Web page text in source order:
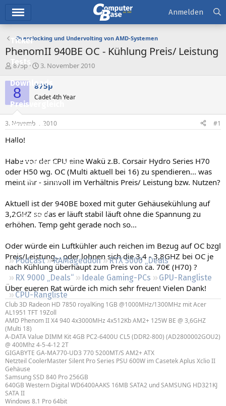
Ticker
Tests
Downloads
Preisvergleich
Forum
Aktuelles
Empfohlene Inhalte
Neue Beiträge
Leserartikel
Podcast RAMageddon
RTX 5000 „Deals“
RX 9000 „Deals“
Ideale Gaming-PCs
GPU-Rangliste
CPU-Rangliste
Anmelden
Overclocking und Undervolting von AMD-Systemen
PhenomII 940BE OC - Kühlung Preis/ Leistung
E
s
t
e
l
e
r
875p
E
s
e
t
3. November 2010
8 875p
Cadet 4th Year
3. November 2010 #1
Hallo!
Habe vor der CPU eine Wakü z.B. Corsair Hydro Series H70
oder H50 wg. OC (Multi aktuell bei 16) zu spendieren... was
meint ihr - sinnvoll im Verhältnis Preis/ Leistung bzw. Nutzen?
Aktuell ist der 940BE boxed mit guter Gehäusekühlung auf
3,2GHZ so das er läuft stabil läuft ohne die Spannung zu
erhöhen. Temp geht gerade noch so...
Oder würde ein Luftkühler auch reichen im Bezug auf OC bzgl
Preis/Leistung... oder lohnen sich die 3,4 - 3,8GHZ bei OC je
nach Kühlung überhaupt zum Preis von ca. 70€ (H70) ?
Über eueren Rat würde ich mich sehr freuen! Vielen Dank!
Club 3D Radeon HD 7850 royalKing 1GB @1000MHz/1300MHz mit Acer
AL1951 TFT 19Zoll
AMD Phenom II X4 940 4x3000MHz 4x512Kb AM2+ 125W BE @ 3,6GHZ
(Multi 18)
A-DATA Value DIMM Kit 4GB PC2-6400U CL5 (DDR2-800) (AD2800002GOU2)
@ 400Mhz 4-5-4-12 2T
GIGABYTE GA-MA770-UD3 770 5200MT/S AM2+ ATX
Netzteil CoolerMaster Silent Pro Series PSU 600W im Casetek Aplus Xclio II
Gehäuse
Samsung SSD 840 Pro 256GB
640GB Western Digital WD6400AAKS 16MB SATA2 und SAMSUNG HD321KJ
SATA II
Windows 8.1 Pro 64bit